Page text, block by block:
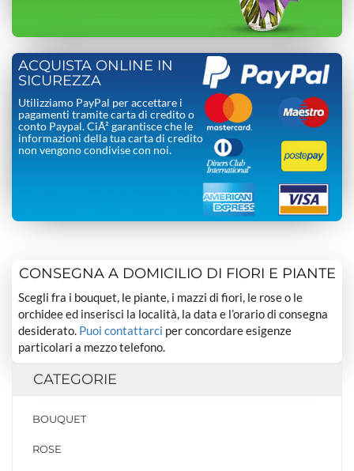
ACQUISTA ONLINE IN
SICUREZZA
Utilizziamo PayPal per accettare i
pagamenti tramite carta di credito o
conto Paypal. CiÃ² garantisce che le
informazioni della tua carta di credito
non vengono condivise con noi.
CONSEGNA A DOMICILIO DI FIORI E PIANTE
Scegli fra i bouquet, le piante, i mazzi di fiori, le rose o le
orchidee ed inserisci la località, la data e l’orario di consegna
desiderato. Puoi contattarci per concordare esigenze
particolari a mezzo telefono.
CATEGORIE
BOUQUET
ROSE